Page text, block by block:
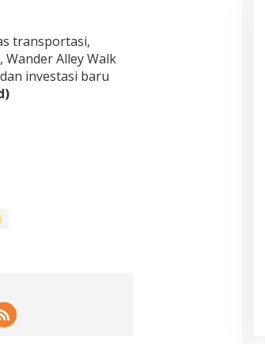
transportasi,
Alley Walk
investasi baru